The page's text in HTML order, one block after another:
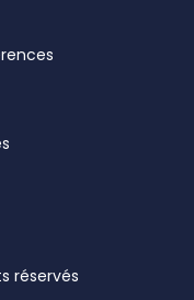
réservés